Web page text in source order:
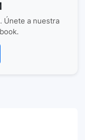
Únete a nuestra